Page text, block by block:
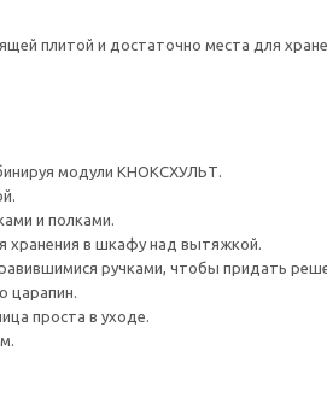
плитой и достаточно места для
модули КНОКСХУЛЬТ.
и полками.
хранения в шкафу над вытяжкой.
ручками, чтобы придать
царапин.
проста в уходе.